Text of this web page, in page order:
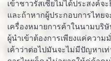
เข้าชาวรัสเซียไม่ได้ประสงค์จ
และถ้าหากผู้ประกอบการไทย
เครื่องหมายการค้าในนามบริ
ผู้นำเข้าต้องการเพียงแค่ควา
เค้าว่าต่อไปมันจะไม่มีปัญหาเ